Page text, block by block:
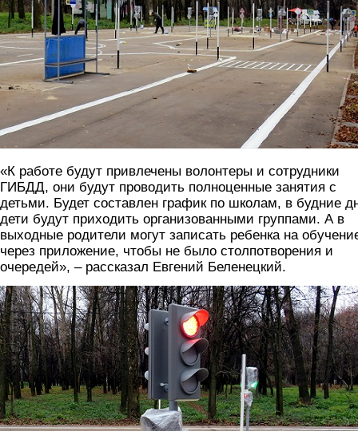
«К работе будут привлечены волонтеры и сотрудники
ГИБДД, они будут проводить полноценные занятия с
детьми. Будет составлен график по школам, в будние
дети будут приходить организованными группами. А в
выходные родители могут записать ребенка на
через приложение, чтобы не было столпотворения и
очередей», – рассказал Евгений Беленецкий.
4.jpg